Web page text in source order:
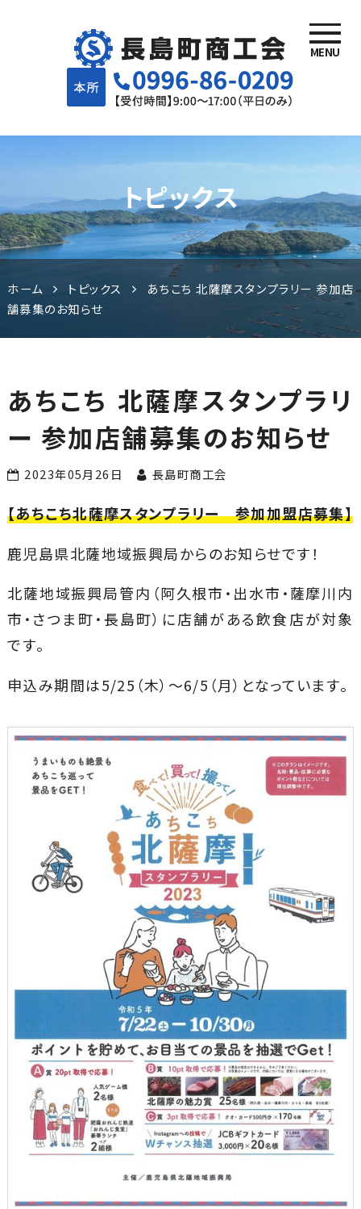
長島町商
工会 | 鹿
児島県長
島町でが
んばる事
業者様を
応援しま
MENU
トピックス
ホーム トピックス
あちこち 北薩摩スタンプラリー 参加店
舗募集のお知らせ
あちこち 北薩摩スタンプラリ
ー 参加店舗募集のお知らせ
2023年05月26日 長島町商工会
【あちこち北薩摩スタンプラリー 参加加盟店募集】
鹿児島県北薩地域振興局からのお知らせです！
北薩地域振興局管内（阿久根市・出水市・薩摩川内
市・さつま町・長島町）に店舗がある飲食店が対象
です。
申込み期間は5/25（木）～6/5（月）となっています。